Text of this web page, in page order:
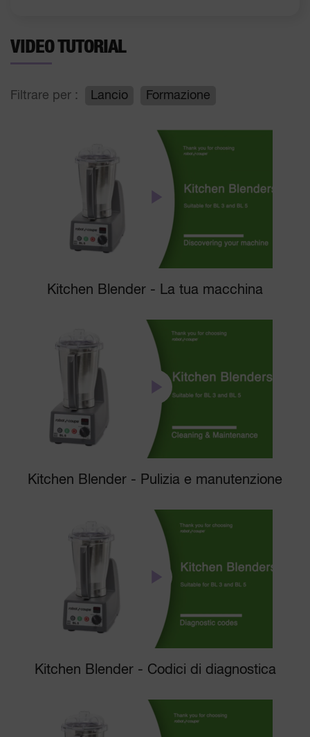
VIDEO TUTORIAL
Filtrare per : Lancio Formazione
Kitchen Blender - La tua macchina
Kitchen Blender - Pulizia e manutenzione
Kitchen Blender - Codici di diagnostica